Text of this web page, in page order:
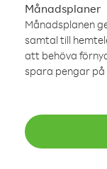
Månadsplaner
Månadsplanen
samtal till
att behöva
spara pengar